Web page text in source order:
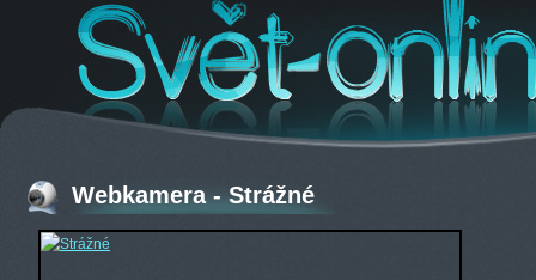
Webkamera - Strážné